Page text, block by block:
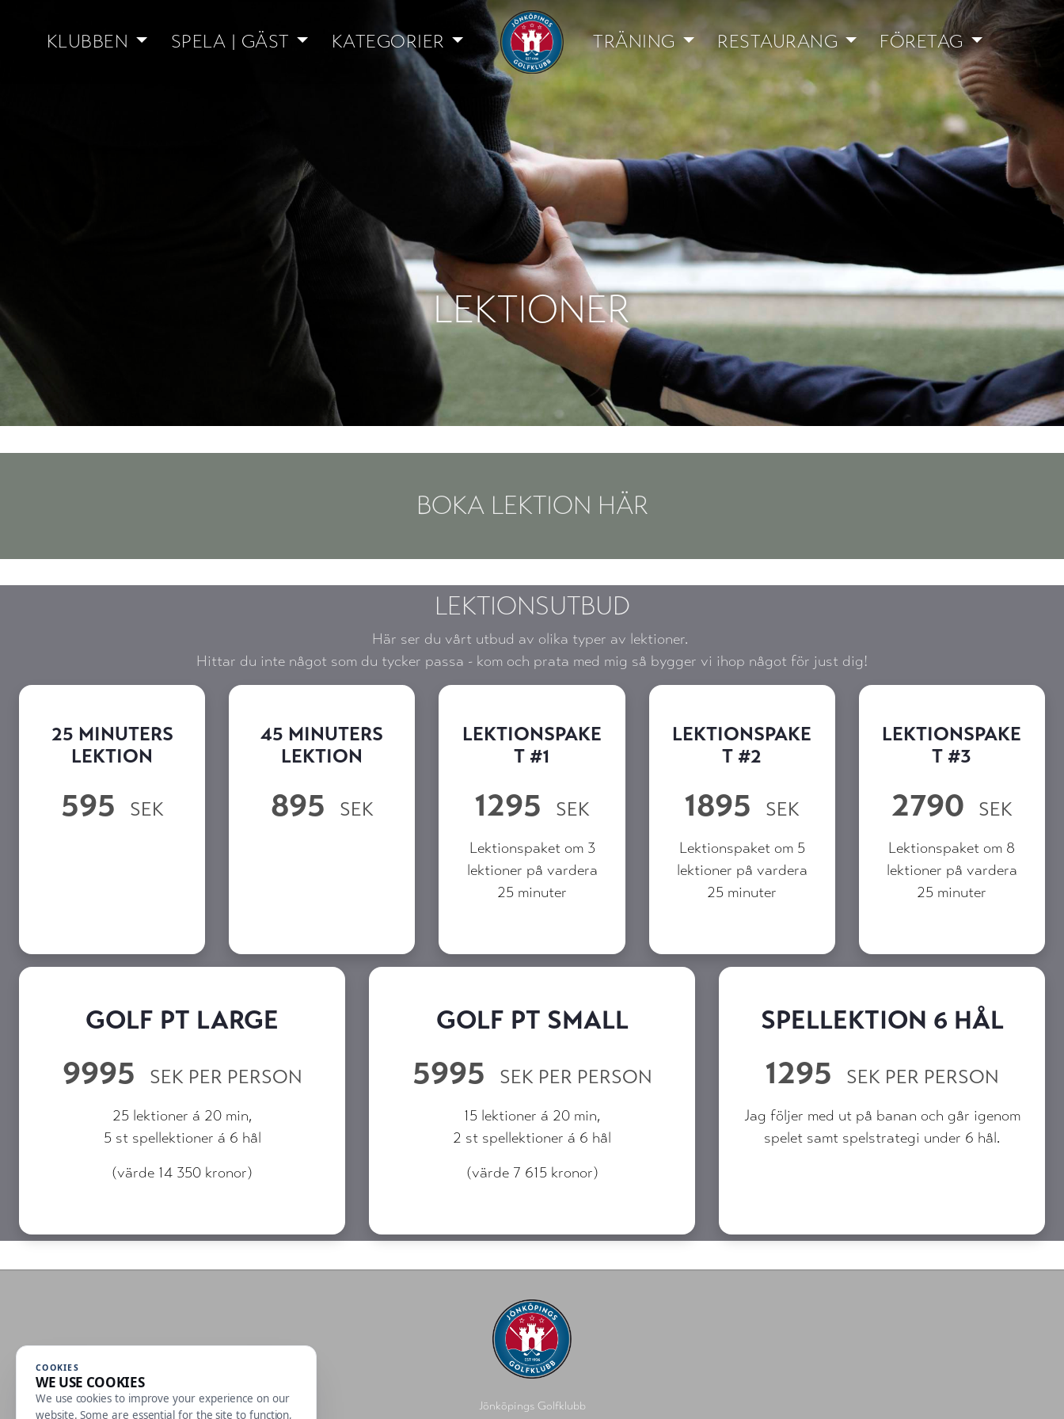
KLUBBEN SPELA | GÄST KATEGORIER TRÄNING RESTAURANG FÖRETAG
LEKTIONER
BOKA LEKTION HÄR
LEKTIONSUTBUD
Här ser du vårt utbud av olika typer av lektioner.
Hittar du inte något som du tycker passa - kom och prata med mig så bygger vi ihop något för just dig!
25 MINUTERS
LEKTION
595 SEK
45 MINUTERS
LEKTION
895 SEK
LEKTIONSPAKE
T #1
1295 SEK
Lektionspaket om 3
lektioner på vardera
25 minuter
LEKTIONSPAKE
T #2
1895 SEK
Lektionspaket om 5
lektioner på vardera
25 minuter
LEKTIONSPAKE
T #3
2790 SEK
Lektionspaket om 8
lektioner på vardera
25 minuter
GOLF PT LARGE
9995 SEK PER PERSON
25 lektioner á 20 min,
5 st spellektioner á 6 hål
(värde 14 350 kronor)
GOLF PT SMALL
5995 SEK PER PERSON
15 lektioner á 20 min,
2 st spellektioner á 6 hål
(värde 7 615 kronor)
SPELLEKTION 6 HÅL
1295 SEK PER PERSON
Jag följer med ut på banan och går igenom
spelet samt spelstrategi under 6 hål.
Jönköpings Golfklubb
COOKIES
WE USE COOKIES
We use cookies to improve your experience on our
website. Some are essential for the site to function,